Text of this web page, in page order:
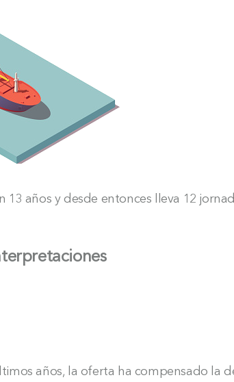
años y desde entonces lleva 12
años, la oferta ha compensado la